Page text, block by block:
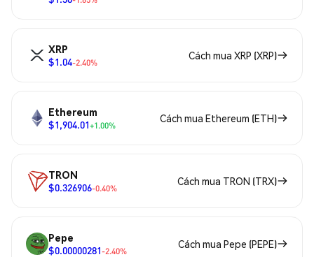
XRP
$1.04-2.40%
Cách mua XRP (XRP)
Ethereum
$1,904.01+1.00%
Cách mua Ethereum (ETH)
TRON
$0.326906-0.40%
Cách mua TRON (TRX)
Pepe
$0.00000281-2.40%
Cách mua Pepe (PEPE)